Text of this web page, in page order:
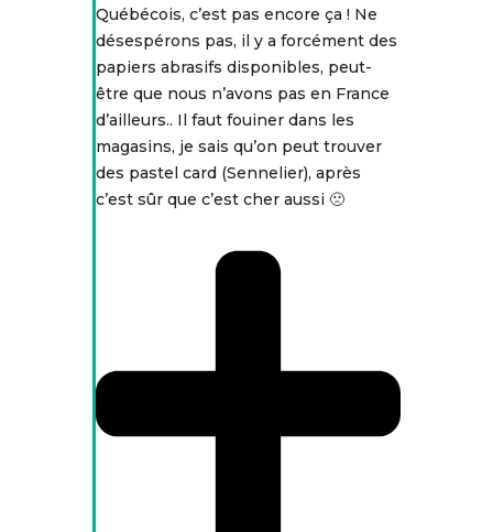
Québécois, c’est pas encore ça ! Ne
désespérons pas, il y a forcément des
papiers abrasifs disponibles, peut-
être que nous n’avons pas en France
d’ailleurs.. Il faut fouiner dans les
magasins, je sais qu’on peut trouver
des pastel card (Sennelier), après
c’est sûr que c’est cher aussi 🙁